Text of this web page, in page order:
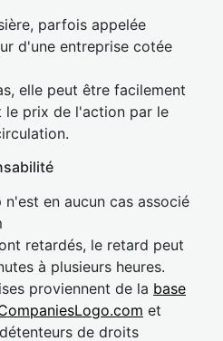
parfois appelée
d'une entreprise cotée
elle peut être facilement
le prix de l'action par le
en aucun cas associé
retardés, le retard peut
à plusieurs heures.
proviennent de la base
et
de droits